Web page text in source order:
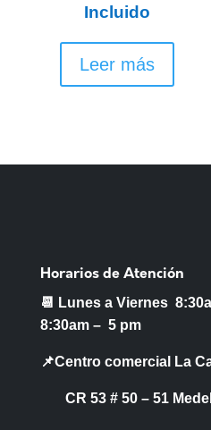
Incluido
Leer más
Horarios de Atención
📆 Lunes a Viernes
8:30am – 5 pm
📌Centro comercial La
CR 53 # 50 – 51